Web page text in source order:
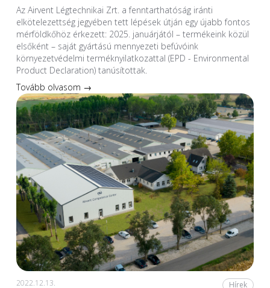
Az Airvent Légtechnikai Zrt. a fenntarthatóság iránti
elkötelezettség jegyében tett lépések útján egy újabb fontos
mérföldkőhöz érkezett: 2025. januárjától – termékeink közül
elsőként – saját gyártású mennyezeti befúvóink
környezetvédelmi terméknyilatkozattal (EPD - Environmental
Product Declaration) tanúsítottak.
Tovább olvasom →
2022.12.13. Hírek